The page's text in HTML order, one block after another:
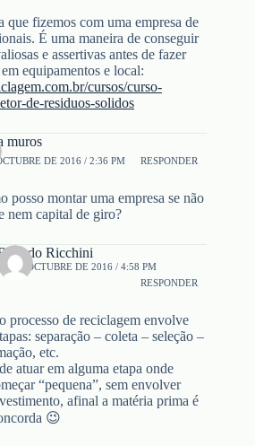
que fizemos com uma empresa de
É uma maneira de conseguir
e assertivas antes de fazer
equipamentos e local:
cursos/curso-
de-residuos-solidos
muros
DE 2016 / 2:36 PM RESPONDER
posso montar uma empresa se não
nem capital de giro?
Ricchini
DE OCTUBRE DE 2016 / 4:58 PM
RESPONDER
processo de reciclagem envolve
separação – coleta – seleção –
etc.
atuar em alguma etapa onde
“pequena”, sem envolver
afinal a matéria prima é
😉